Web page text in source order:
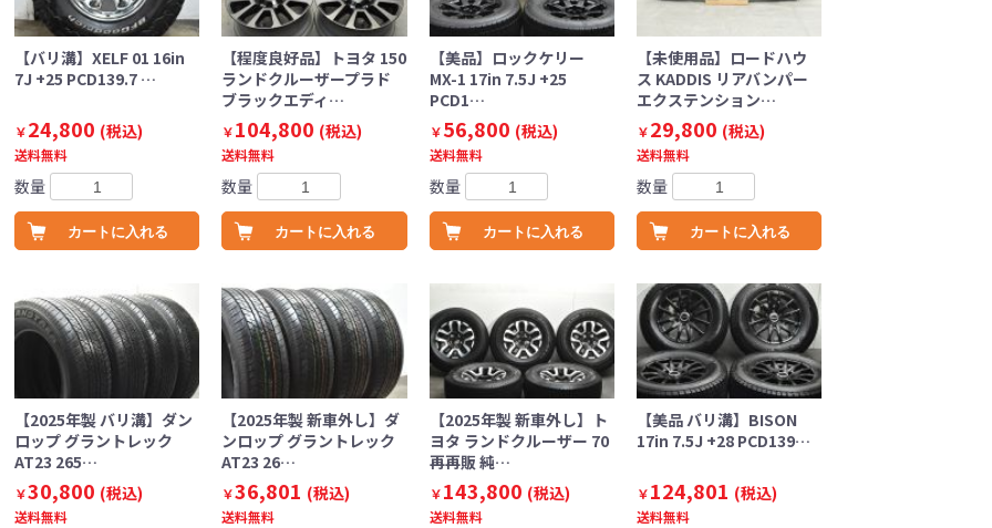
【バリ溝】XELF 01 16in
7J +25 PCD139.7 …
￥24,800 (税込)
送料無料
数量
カートに入れる
【程度良好品】トヨタ 150
ランドクルーザープラド
ブラックエディ…
￥104,800 (税込)
送料無料
数量
カートに入れる
【美品】ロックケリー
MX-1 17in 7.5J +25
PCD1…
￥56,800 (税込)
送料無料
数量
カートに入れる
【未使用品】ロードハウ
ス KADDIS リアバンパー
エクステンション…
￥29,800 (税込)
送料無料
数量
カートに入れる
【2025年製 バリ溝】ダン
ロップ グラントレック
AT23 265…
￥30,800 (税込)
送料無料
【2025年製 新車外し】ダ
ンロップ グラントレック
AT23 26…
￥36,801 (税込)
送料無料
【2025年製 新車外し】ト
ヨタ ランドクルーザー 70
再再販 純…
￥143,800 (税込)
送料無料
【美品 バリ溝】BISON
17in 7.5J +28 PCD139…
￥124,801 (税込)
送料無料